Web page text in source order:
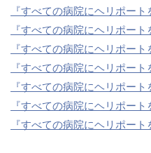
『すべての病院にヘリポート
『すべての病院にヘリポート
『すべての病院にヘリポート
『すべての病院にヘリポート
『すべての病院にヘリポート
『すべての病院にヘリポート
『すべての病院にヘリポート